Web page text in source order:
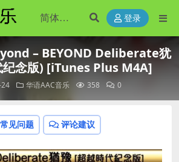
登录
– BEYOND Deliberate犹
纪念版) [iTunes Plus M4A]
华语AAC音乐 358 0
常见问题 评论建议